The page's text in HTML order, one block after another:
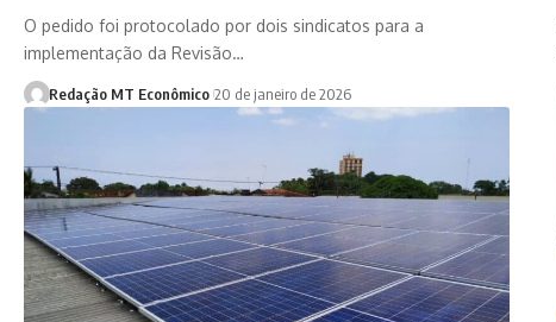
O pedido foi protocolado por dois sindicatos para a
implementação da Revisão…
Redação MT Econômico 20 de janeiro de 2026